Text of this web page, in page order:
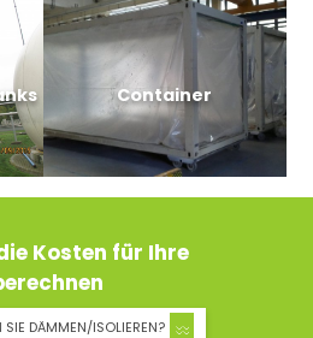
Container
Kosten für Ihre
SIE DÄMMEN/ISOLIEREN?